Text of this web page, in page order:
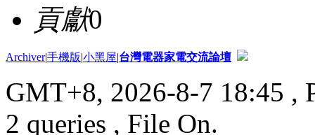
貢獻0
Archiver|手機版|小黑屋|台灣電器家電交流論壇
GMT+8, 2026-8-7 18:45 ,
2 queries , File On.